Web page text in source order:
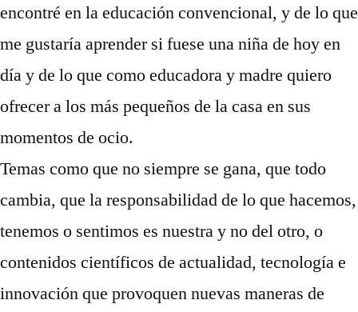
encontré en la educación convencional, y de lo que
me gustaría aprender si fuese una niña de hoy en
día y de lo que como educadora y madre quiero
ofrecer a los más pequeños de la casa en sus
momentos de ocio.
Temas como que no siempre se gana, que todo
cambia, que la responsabilidad de lo que hacemos,
tenemos o sentimos es nuestra y no del otro, o
contenidos científicos de actualidad, tecnología e
innovación que provoquen nuevas maneras de